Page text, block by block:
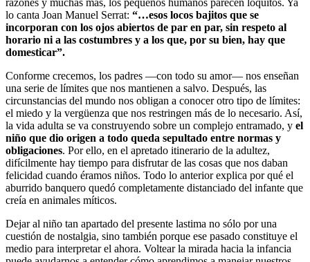
razones y muchas más, los pequeños humanos parecen loquitos. Ya
lo canta Joan Manuel Serrat: “…esos locos bajitos que se
incorporan con los ojos abiertos de par en par, sin respeto al
horario ni a las costumbres y a los que, por su bien, hay que
domesticar”.
Conforme crecemos, los padres —con todo su amor— nos enseñan
una serie de límites que nos mantienen a salvo. Después, las
circunstancias del mundo nos obligan a conocer otro tipo de límites:
el miedo y la vergüenza que nos restringen más de lo necesario. Así,
la vida adulta se va construyendo sobre un complejo entramado, y el
niño que dio origen a todo queda sepultado entre normas y
obligaciones. Por ello, en el apretado itinerario de la adultez,
difícilmente hay tiempo para disfrutar de las cosas que nos daban
felicidad cuando éramos niños. Todo lo anterior explica por qué el
aburrido banquero quedó completamente distanciado del infante que
creía en animales míticos.
Dejar al niño tan apartado del presente lastima no sólo por una
cuestión de nostalgia, sino también porque ese pasado constituye el
medio para interpretar el ahora. Voltear la mirada hacia la infancia